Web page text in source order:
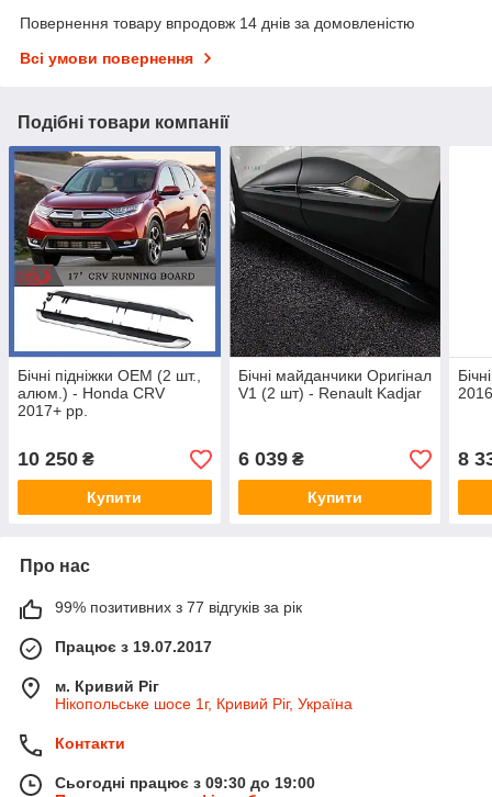
Повернення товару впродовж 14 днів за домовленістю
Всі умови повернення
Подібні товари компанії
Бічні підніжки OEM (2 шт.,
алюм.) - Honda CRV
2017+ рр.
10 250 ₴
Купити
Бічні майданчики Оригінал
V1 (2 шт) - Renault Kadjar
6 039₴
Купити
8
Про нас
99% позитивних з 77 відгуків за рік
Працює з 19.07.2017
м. Кривий Ріг
Нікопольське шосе 1г, Кривий Ріг, Україна
Контакти
Сьогодні працює з 09:30 до 19:00